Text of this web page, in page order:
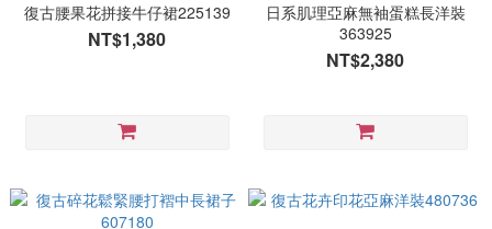
復古腰果花拼接牛仔裙225139
NT$1,380
日系肌理亞麻無袖蛋糕長洋裝
363925
NT$2,380